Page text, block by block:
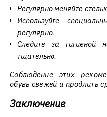
Регулярно меняйте
Используйте
регулярно.
Следите за гигиеной
тщательно.
Соблюдение этих
обувь свежей и продлить
Заключение